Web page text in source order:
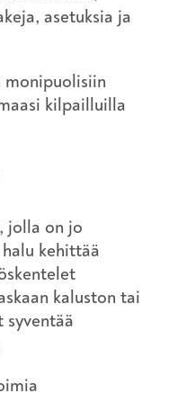
asetuksia ja
monipuolisiin
kilpailluilla
jolla on jo
kehittää
kaluston tai
syventää